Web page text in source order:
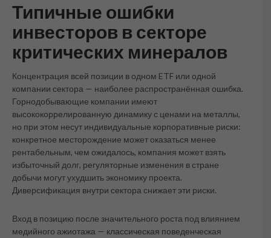
Типичные ошибки
инвесторов в секторе
критических минералов
Концентрация всей позиции в одном ETF или одной
компании сектора — наиболее распространённая ошибка.
Горнодобывающие компании имеют
высококоррелированную динамику с ценами на металлы,
но при этом несут индивидуальные корпоративные риски:
конкретное месторождение может оказаться менее
рентабельным, чем ожидалось, компания может взять
избыточный долг, регуляторные изменения в стране
добычи могут ухудшить экономику проекта.
Диверсификация внутри сектора снижает эти риски.
Вход в позицию после значительного роста под влиянием
медийного ажиотажа — классическая поведенческая